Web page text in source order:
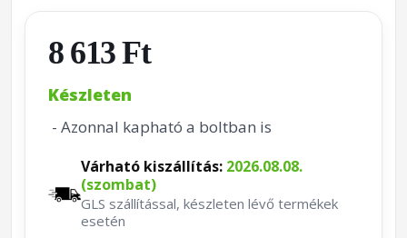
8 613 Ft
Készleten
- Azonnal kapható a boltban is
Várható kiszállítás: 2026.08.08.
(szombat)
GLS szállítással, készleten lévő termékek
esetén